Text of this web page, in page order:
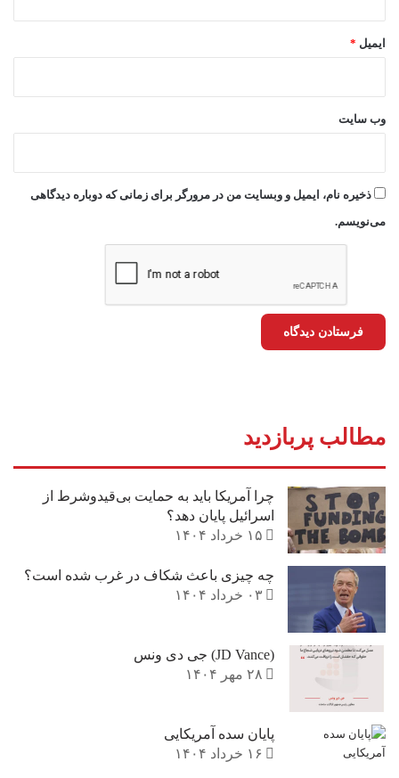
ایمیل *
وب‌ سایت
ذخیره نام، ایمیل و وبسایت من در مرورگر برای زمانی که دوباره دیدگاهی
می‌نویسم.
مطالب پربازدید
چرا آمریکا باید به حمایت بی‌قیدوشرط از
اسرائیل پایان دهد؟
۱۵ خرداد ۱۴۰۴
چه چیزی باعث شکاف در غرب شده است؟
۰۳ خرداد ۱۴۰۴
(JD Vance) جی دی ونس
۲۸ مهر ۱۴۰۴
پایان سده آمریکایی
۱۶ خرداد ۱۴۰۴